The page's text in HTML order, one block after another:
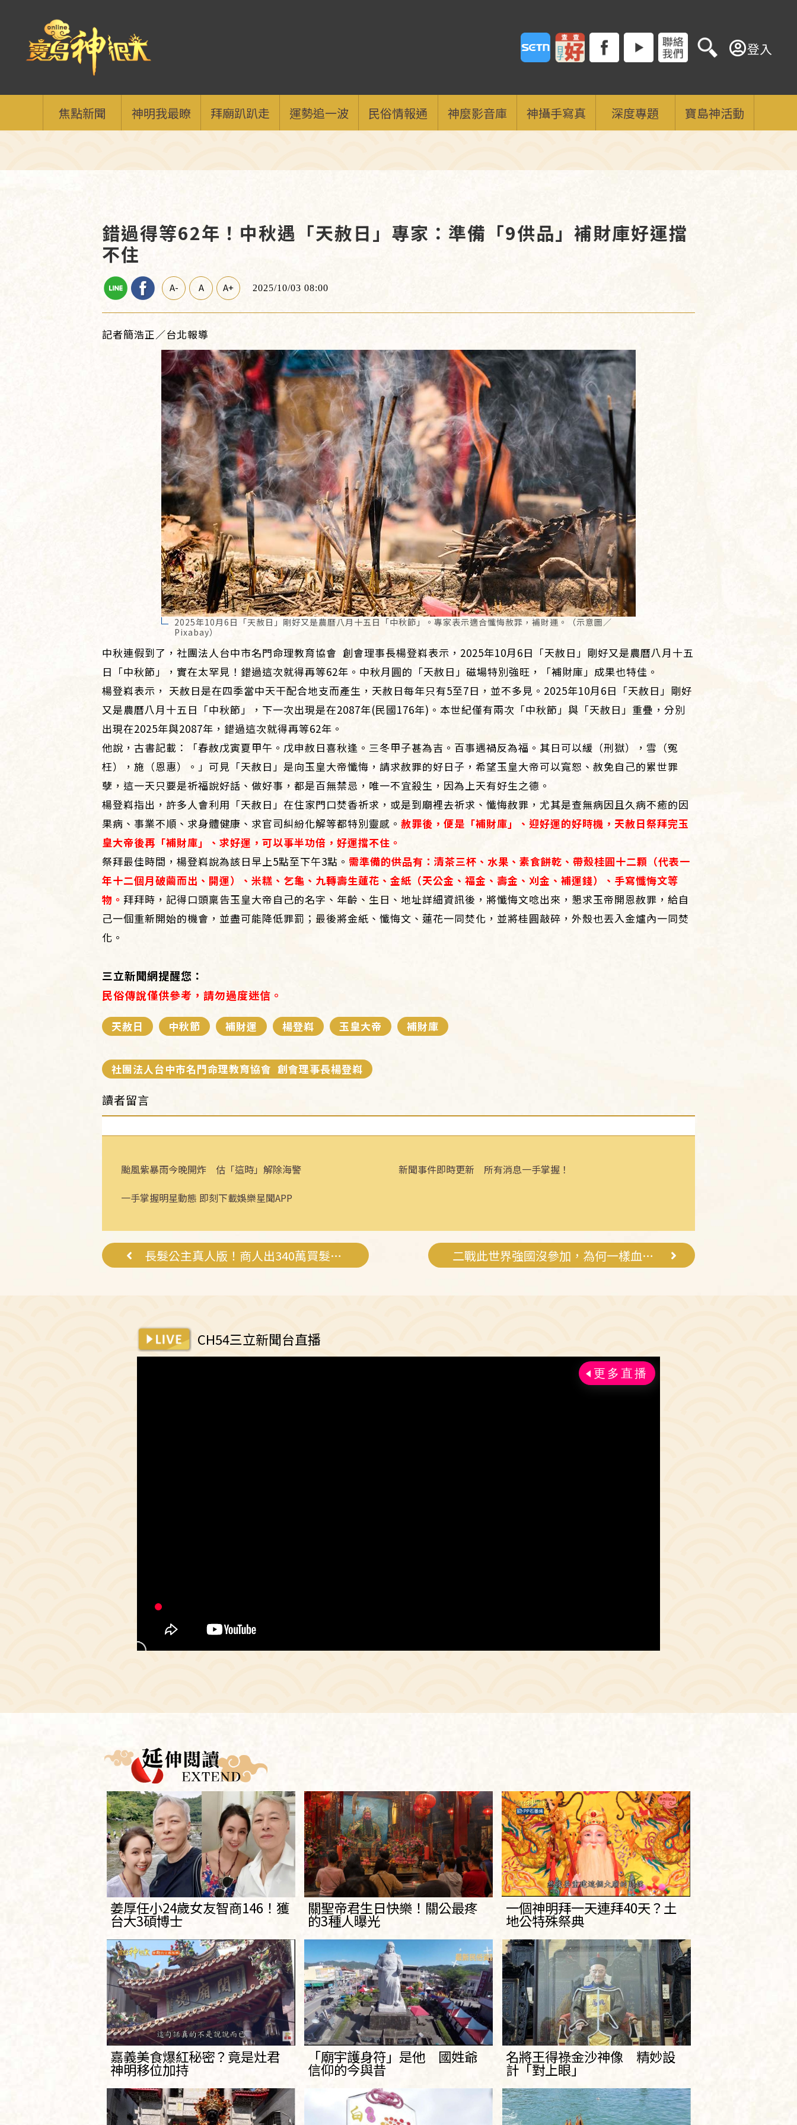
登入
焦點新聞 神明我最瞭 拜廟趴趴走 運勢追一波 民俗情報通 神麼影音庫 神攝手寫真 深度專題 寶島神活動
錯過得等62年！中秋遇「天赦日」專家：準備「9供品」補財庫好運擋
不住
A- A A+ 2025/10/03 08:00
記者簡浩正／台北報導
2025年10月6日「天赦日」剛好又是農曆八月十五日「中秋節」。專家表示適合懺悔赦罪，補財運。（示意圖／
Pixabay）
中秋連假到了，社團法人台中市名門命理教育協會 創會理事長楊登嵙表示，2025年10月6日「天赦日」剛好又是農曆八月十五
日「中秋節」，實在太罕見！錯過這次就得再等62年。中秋月圓的「天赦日」磁場特別強旺，「補財庫」成果也特佳。
楊登嵙表示， 天赦日是在四季當中天干配合地支而產生，天赦日每年只有5至7日，並不多見。2025年10月6日「天赦日」剛好
又是農曆八月十五日「中秋節」，下一次出現是在2087年(民國176年)。本世紀僅有兩次「中秋節」與「天赦日」重疊，分別
出現在2025年與2087年，錯過這次就得再等62年。
他說，古書記載：「春赦戊寅夏甲午。戊申赦日喜秋逢。三冬甲子甚為吉。百事遇禍反為福。其日可以緩（刑獄），雪（冤
枉），施（恩惠）。」可見「天赦日」是向玉皇大帝懺悔，請求赦罪的好日子，希望玉皇大帝可以寬恕、赦免自己的累世罪
孽，這一天只要是祈福說好話、做好事，都是百無禁忌，唯一不宜殺生，因為上天有好生之德。
楊登嵙指出，許多人會利用「天赦日」在住家門口焚香祈求，或是到廟裡去祈求、懺悔赦罪，尤其是查無病因且久病不癒的因
果病、事業不順、求身體健康、求官司糾紛化解等都特別靈感。 赦罪後，便是「補財庫」、迎好運的好時機，天赦日祭拜完玉
皇大帝後再「補財庫」、求好運，可以事半功倍，好運擋不住。
祭拜最佳時間，楊登嵙說為該日早上5點至下午3點。 需準備的供品有：清茶三杯、水果、素食餅乾、帶殼桂圓十二顆（代表一
年十二個月破繭而出、開運）、米糕、乞龜、九轉壽生蓮花、金紙（天公金、福金、壽金、刈金、補運錢）、手寫懺悔文等
物。 拜拜時，記得口頭稟告玉皇大帝自己的名字、年齡、生日、地址詳細資訊後，將懺悔文唸出來，懇求玉帝開恩赦罪，給自
己一個重新開始的機會，並盡可能降低罪罰；最後將金紙、懺悔文、蓮花一同焚化，並將桂圓敲碎，外殼也丟入金爐內一同焚
化。
三立新聞網提醒您：
民俗傳說僅供參考，請勿過度迷信。
天赦日 中秋節 補財運 楊登嵙 玉皇大帝 補財庫
社團法人台中市名門命理教育協會 創會理事長楊登嵙
讀者留言
颱風紫暴雨今晚開炸 估「這時」解除海警
新聞事件即時更新 所有消息一手掌握！
一手掌握明星動態 即刻下載娛樂星聞APP
長髮公主真人版！商人出340萬買髮她拒賣 二戰此世界強國沒參加，為何一樣血流成河
CH54三立新聞台直播
姜厚任小24歲女友智商146！獲
台大3碩博士
關聖帝君生日快樂！關公最疼
的3種人曝光
一個神明拜一天連拜40天？土
地公特殊祭典
嘉義美食爆紅秘密？竟是灶君
神明移位加持
「廟宇護身符」是他 國姓爺
信仰的今與昔
名將王得祿金沙神像 精妙設
計「對上眼」